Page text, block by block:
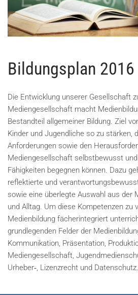
Bildungsplan 2016
Die Entwicklung unserer Gesellschaft
Mediengesellschaft macht
Bestandteil allgemeiner Bildung. Ziel
Kinder und Jugendliche so zu stärken,
Anforderungen sowie den
Mediengesellschaft selbstbewusst
Fähigkeiten begegnen können. Dazu
reflektierte und
sowie eine überlegte Auswahl aus der
und Alltag. Um diese Kompetenzen zu
Medienbildung fächerintegriert
grundlegenden Felder der
Kommunikation, Präsentation,
Mediengesellschaft,
Urheber‑, Lizenzrecht und Datenschutz.